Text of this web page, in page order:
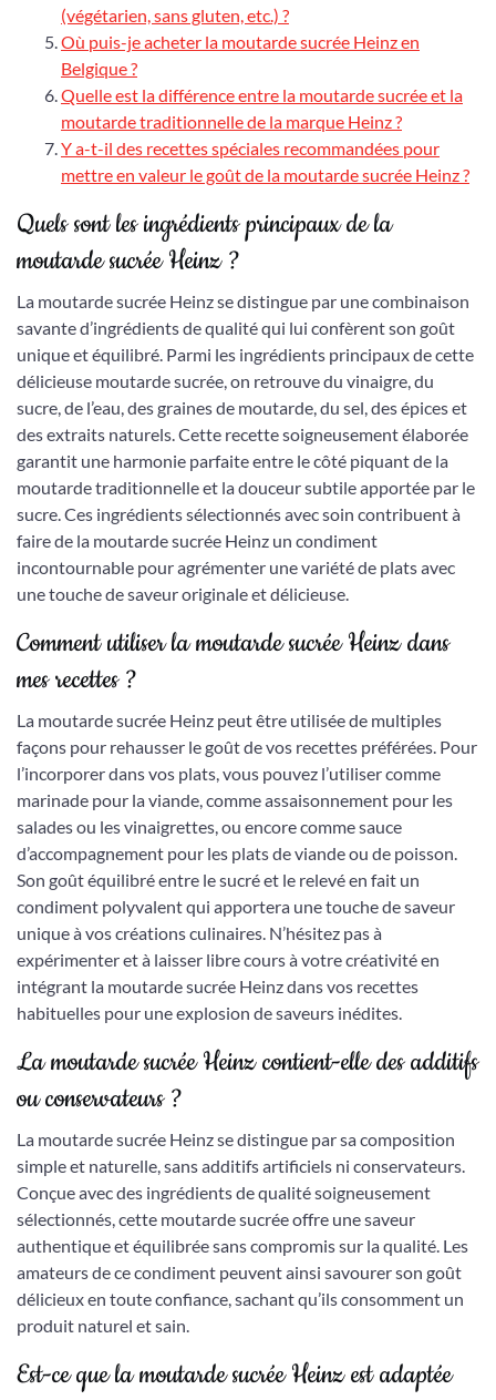
(végétarien, sans gluten, etc.) ?
Où puis-je acheter la moutarde sucrée Heinz en
Belgique ?
Quelle est la différence entre la moutarde sucrée et la
moutarde traditionnelle de la marque Heinz ?
Y a-t-il des recettes spéciales recommandées pour
mettre en valeur le goût de la moutarde sucrée Heinz ?
Quels sont les ingrédients principaux de la
moutarde sucrée Heinz ?
La moutarde sucrée Heinz se distingue par une combinaison
savante d’ingrédients de qualité qui lui confèrent son goût
unique et équilibré. Parmi les ingrédients principaux de cette
délicieuse moutarde sucrée, on retrouve du vinaigre, du
sucre, de l’eau, des graines de moutarde, du sel, des épices et
des extraits naturels. Cette recette soigneusement élaborée
garantit une harmonie parfaite entre le côté piquant de la
moutarde traditionnelle et la douceur subtile apportée par le
sucre. Ces ingrédients sélectionnés avec soin contribuent à
faire de la moutarde sucrée Heinz un condiment
incontournable pour agrémenter une variété de plats avec
une touche de saveur originale et délicieuse.
Comment utiliser la moutarde sucrée Heinz dans
mes recettes ?
La moutarde sucrée Heinz peut être utilisée de multiples
façons pour rehausser le goût de vos recettes préférées. Pour
l’incorporer dans vos plats, vous pouvez l’utiliser comme
marinade pour la viande, comme assaisonnement pour les
salades ou les vinaigrettes, ou encore comme sauce
d’accompagnement pour les plats de viande ou de poisson.
Son goût équilibré entre le sucré et le relevé en fait un
condiment polyvalent qui apportera une touche de saveur
unique à vos créations culinaires. N’hésitez pas à
expérimenter et à laisser libre cours à votre créativité en
intégrant la moutarde sucrée Heinz dans vos recettes
habituelles pour une explosion de saveurs inédites.
La moutarde sucrée Heinz contient-elle des additifs
ou conservateurs ?
La moutarde sucrée Heinz se distingue par sa composition
simple et naturelle, sans additifs artificiels ni conservateurs.
Conçue avec des ingrédients de qualité soigneusement
sélectionnés, cette moutarde sucrée offre une saveur
authentique et équilibrée sans compromis sur la qualité. Les
amateurs de ce condiment peuvent ainsi savourer son goût
délicieux en toute confiance, sachant qu’ils consomment un
produit naturel et sain.
Est-ce que la moutarde sucrée Heinz est adaptée